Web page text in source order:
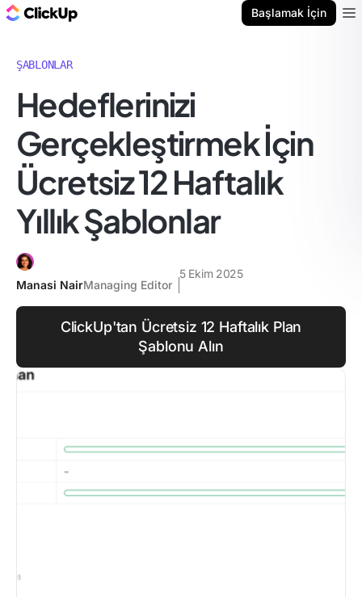
Başlamak İçin
ŞABLONLAR
Hedeflerinizi
Gerçekleştirmek İçin
Ücretsiz 12 Haftalık
Yıllık Şablonlar
Manasi NairManaging Editor
5 Ekim 2025
ClickUp'tan Ücretsiz 12 Haftalık Plan
Şablonu Alın